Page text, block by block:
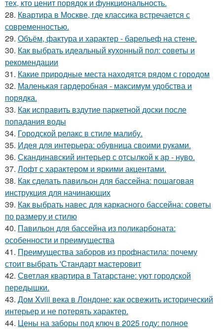
тех, кто ценит порядок и функциональность.
28. Квартира в Москве, где классика встречается с
современностью.
29. Объём, фактура и характер - барельеф на стене.
30. Как выбрать идеальный кухонный пол: советы и
рекомендации
31. Какие природные места находятся рядом с городом
32. Маленькая гардеробная - максимум удобства и
порядка.
33. Как исправить вздутие паркетной доски после
попадания воды
34. Городской релакс в стиле малибу.
35. Идея для интерьера: обувница своими руками.
36. Скандинавский интерьер с отсылкой к ар - нуво.
37. Лофт с характером и яркими акцентами.
38. Как сделать павильон для бассейна: пошаговая
инструкция для начинающих
39. Как выбрать навес для каркасного бассейна: советы
по размеру и стилю
40. Павильон для бассейна из поликарбоната:
особенности и преимущества
41. Преимущества заборов из профнастила: почему
стоит выбрать 'Стандарт мастеровит
42. Светлая квартира в Татарстане: уют городской
передышки.
43. Дом Xviii века в Лондоне: как освежить исторический
интерьер и не потерять характер.
44. Цены на заборы под ключ в 2025 году: полное